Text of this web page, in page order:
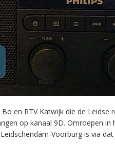
en RTV Katwijk die de Leidse
op kanaal 9D. Omroepen
Voorburg is via